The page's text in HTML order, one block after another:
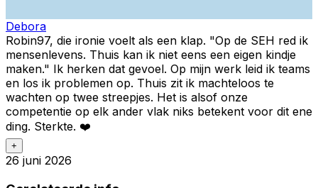
Debora
Robin97, die ironie voelt als een klap. "Op de SEH red ik
mensenlevens. Thuis kan ik niet eens een eigen kindje
maken." Ik herken dat gevoel. Op mijn werk leid ik teams
en los ik problemen op. Thuis zit ik machteloos te
wachten op twee streepjes. Het is alsof onze
competentie op elk ander vlak niks betekent voor dit ene
ding. Sterkte. ❤️
+
26 juni 2026